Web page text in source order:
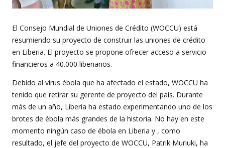
El Consejo Mundial de Uniones de Crédito (WOCCU) está
resumiendo su proyecto de construir las uniones de crédito
en Liberia. El proyecto se propone ofrecer acceso a servicio
financieros a 40.000 liberianos.
Debido al virus ébola que ha afectado el estado, WOCCU ha
tenido que retirar su gerente de proyecto del país. Durante
más de un año, Liberia ha estado experimentando uno de los
brotes de ébola más grandes de la historia. No hay en este
momento ningún caso de ébola en Liberia y , como
resultado, el jefe del proyecto de WOCCU, Patrik Muriuki, ha